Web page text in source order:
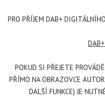
PRO PŘÍJEM DAB+
POKUD SI PŘEJETE
PŘÍMO NA OBRAZOVCE
DALŠÍ FUNKCE) JE